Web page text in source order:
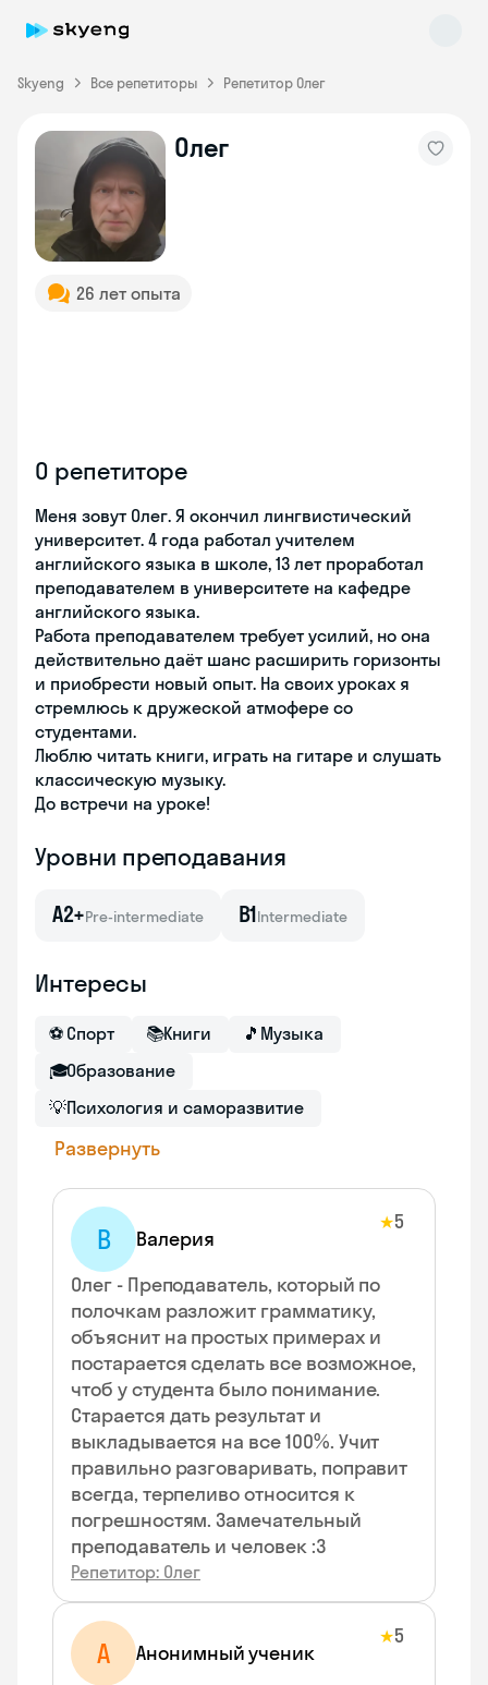
Skyeng Все репетиторы Репетитор Олег
Олег
26 лет опыта
О репетиторе
Меня зовут Олег. Я окончил лингвистический
университет. 4 года работал учителем
английского языка в школе, 13 лет проработал
преподавателем в университете на кафедре
английского языка.
Работа преподавателем требует усилий, но она
действительно даёт шанс расширить горизонты
и приобрести новый опыт. На своих уроках я
стремлюсь к дружеской атмофере со
студентами.
Люблю читать книги, играть на гитаре и слушать
классическую музыку.
До встречи на уроке!
Уровни преподавания
A2+Pre-intermediate B1Intermediate
Интересы
⚽ Спорт 📚Книги 🎵 Музыка
🎓Образование
💡Психология и саморазвитие
Развернуть
В Валерия
★5
Олег - Преподаватель, который по
полочкам разложит грамматику,
объяснит на простых примерах и
постарается сделать все возможное,
чтоб у студента было понимание.
Старается дать результат и
выкладывается на все 100%. Учит
правильно разговаривать, поправит
всегда, терпеливо относится к
погрешностям. Замечательный
преподаватель и человек :3
Репетитор: Олег
А Анонимный ученик
★5
Skyeng Chat
online